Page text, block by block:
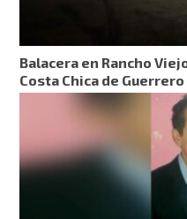
Balacera en Rancho
Costa Chica de Guerrero